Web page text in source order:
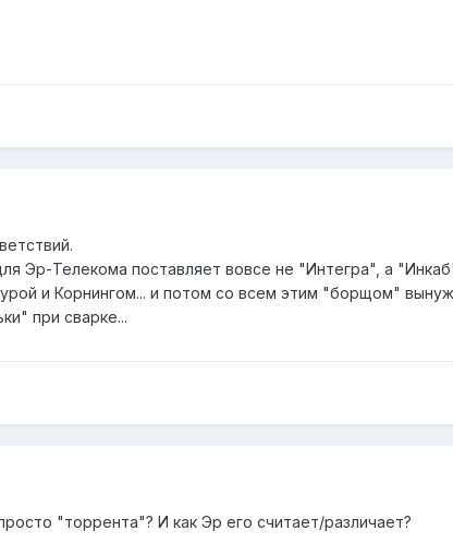
Эр-Телекома поставляет вовсе не "Интегра", а
и Корнингом... и потом со всем этим "борщом"
при сварке...
"торрента"? И как Эр его считает/различает?